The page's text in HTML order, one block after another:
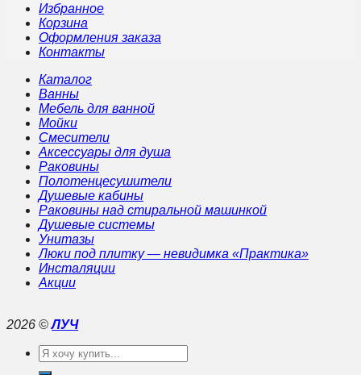
Избранное
Корзина
Оформления заказа
Контакты
Каталог
Ванны
Мебель для ванной
Мойки
Смесители
Аксессуары для душа
Раковины
Полотенцесушители
Душевые кабины
Раковины над стиральной машинкой
Душевые системы
Унитазы
Люки под плитку — невидимка «Практика»
Инсталяции
Акции
2026 ©ЛУЧ
Искать: